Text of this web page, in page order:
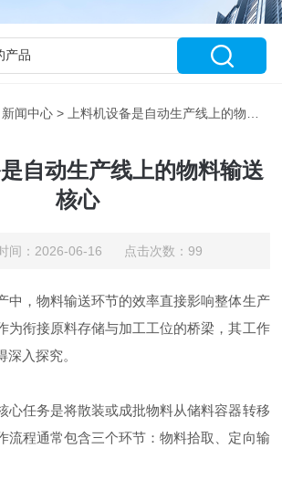
新闻中心 > 上料机设备是自动生产线上的物料输送核心
自动生产线上的物料输送
核心
间：2026-06-16 点击次数：99
，物料输送环节的效率直接影响整体生产
为衔接原料存储与加工工位的桥梁，其工作
入探究。
任务是将散装或成批物料从储料容器转移
流程通常包含三个环节：物料拾取、定向输